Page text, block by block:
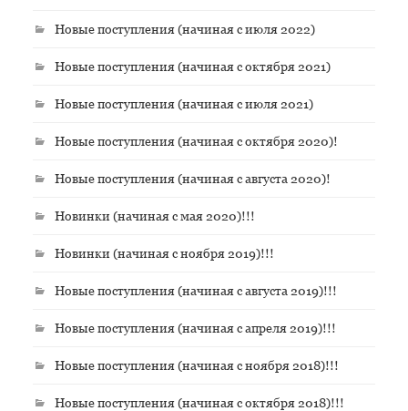
Новые поступления (начиная с июля 2022)
Новые поступления (начиная с октября 2021)
Новые поступления (начиная с июля 2021)
Новые поступления (начиная с октября 2020)!
Новые поступления (начиная с августа 2020)!
Новинки (начиная с мая 2020)!!!
Новинки (начиная с ноября 2019)!!!
Новые поступления (начиная с августа 2019)!!!
Новые поступления (начиная с апреля 2019)!!!
Новые поступления (начиная с ноября 2018)!!!
Новые поступления (начиная с октября 2018)!!!